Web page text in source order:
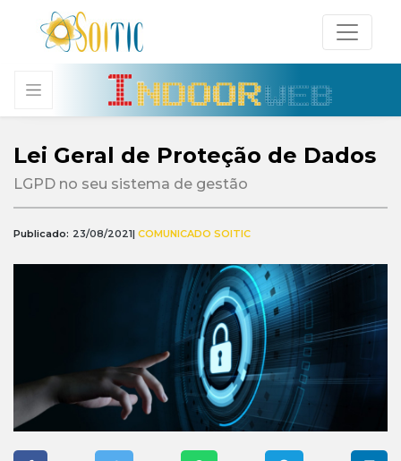
Lei Geral de Proteção de Dados
LGPD no seu sistema de gestão
Publicado: 23/08/2021| COMUNICADO SOITIC